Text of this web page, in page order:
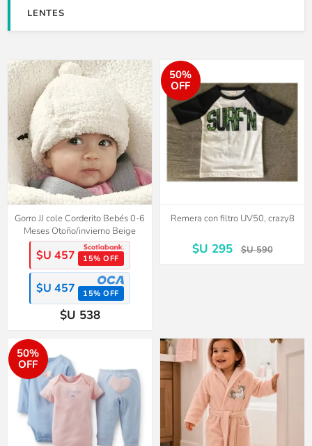
LENTES
Gorro JJ cole Corderito Bebés 0-6
Meses Otoño/invierno Beige
$U 457 15% OFF
$U 457 15% OFF
$U 538
50%
OFF
Remera con filtro UV50, crazy8
$U 295 $U 590
50%
OFF